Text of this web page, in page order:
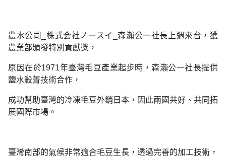
農水公司_株式会社ノースイ_森瀨公一社長上週來台，獲
農業部頒發特別貢獻獎，
原因在於1971年臺灣毛豆產業起步時，森瀨公一社長提供
鹽水殺菁技術合作，
成功幫助臺灣的冷凍毛豆外銷日本，因此兩國共好、共同拓
展國際市場。
臺灣南部的氣候非常適合毛豆生長，透過完善的加工技術，